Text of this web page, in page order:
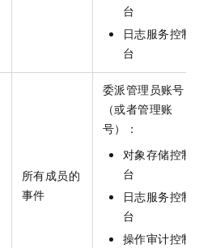
台
日志服务控制
台
所有成员的
事件
委派管理员账号
（或者管理账
号）：
对象存储控制
台
日志服务控制
台
操作审计控制